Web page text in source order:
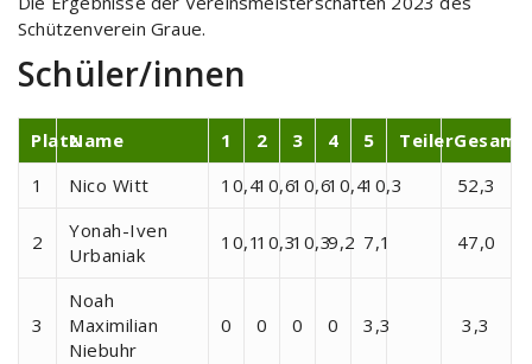
Schützenverein Graue.
Schüler/innen
PlatzName 1 2 3 4 5 TeilerGesamt
1
Nico Witt 10,410,610,610,410,3 52,3
2
Yonah-Iven
Urbaniak
10,110,310,39,2 7,1 47,0
3
Noah
Maximilian
Niebuhr
0 0 0 0 3,3 3,3